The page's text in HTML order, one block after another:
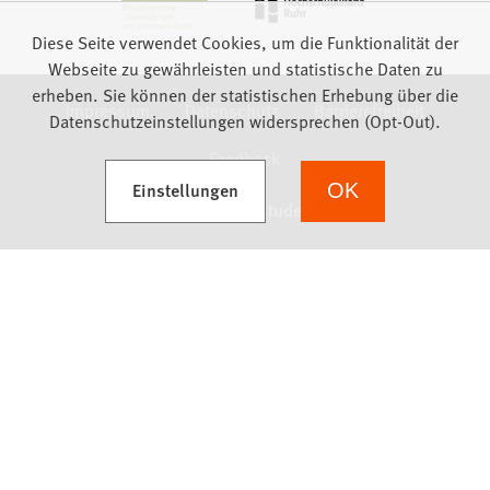
Impressum Datenschutz
Barrierefreiheit
Feedback
Diese Seite verwendet Cookies, um die Funktionalität der
Webseite zu gewährleisten und statistische Daten zu
erheben. Sie können der statistischen Erhebung über die
Datenschutzeinstellungen widersprechen (Opt-Out).
Einstellungen
(Öffnet in einem neuen Tab) OK